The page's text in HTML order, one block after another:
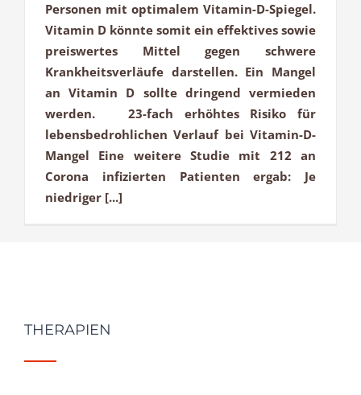
Personen mit optimalem Vitamin-D-Spiegel.
Vitamin D könnte somit ein effektives sowie
preiswertes Mittel gegen schwere
Krankheitsverläufe darstellen. Ein Mangel
an Vitamin D sollte dringend vermieden
werden. 23-fach erhöhtes Risiko für
lebensbedrohlichen Verlauf bei Vitamin-D-
Mangel Eine weitere Studie mit 212 an
Corona infizierten Patienten ergab: Je
niedriger [...]
THERAPIEN